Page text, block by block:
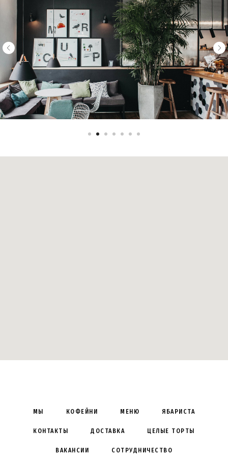
МЫ КОФЕЙНИ МЕНЮ ЯБАРИСТА
КОНТАКТЫ ДОСТАВКА ЦЕЛЫЕ ТОРТЫ
ВАКАНСИИ СОТРУДНИЧЕСТВО